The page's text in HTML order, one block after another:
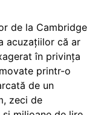
de la Cambridge
acuzațiilor că ar
în privința
printr-o
de un
zeci de